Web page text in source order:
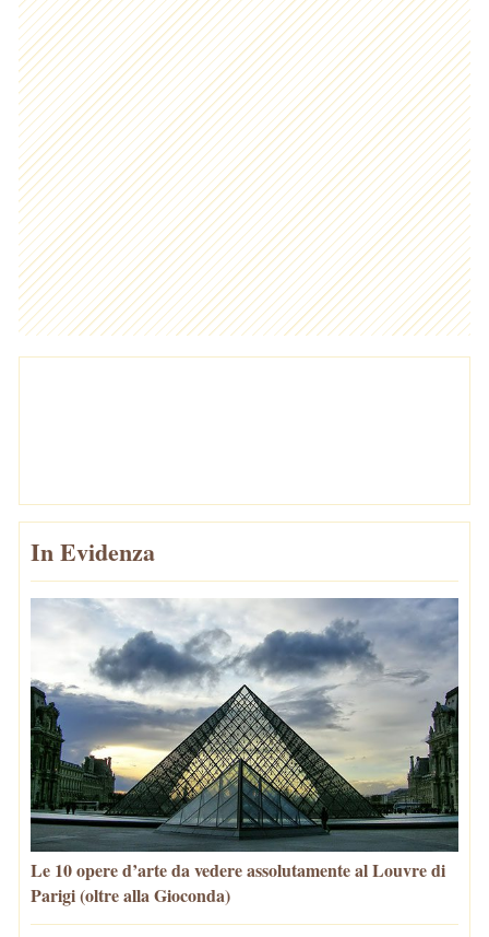
In Evidenza
Le 10 opere d’arte da vedere assolutamente al Louvre di
Parigi (oltre alla Gioconda)